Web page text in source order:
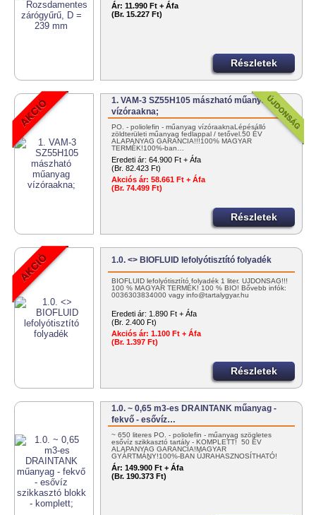
Ár: 11.990 Ft + Áfa
(Br. 15.227 Ft)
Részletek
1. VAM-3 SZ55H105 mászható műanyag
vízóraakna;
PO. - poliolefin - műanyag vízóraaknaLépésálló
zöldterületi műanyag fedlappal / tetővel.50 ÉV
ALAPANYAG GARANCIA!!!100% MAGYAR
TERMÉK!100%-ban…
Eredeti ár: 64.900 Ft + Áfa
(Br. 82.423 Ft)
Akciós ár: 58.661 Ft + Áfa
(Br. 74.499 Ft)
Részletek
1.0. <> BIOFLUID lefolyótisztító folyadék
BIOFLUID lefolyótisztító folyadék 1 liter. ÚJDONSÁG!!!
100 % MAGYAR TERMÉK! 100 % BIO! Bővebb infók:
0036303834000 vagy info@tartalygyar.hu
Eredeti ár: 1.890 Ft + Áfa
(Br. 2.400 Ft)
Akciós ár: 1.100 Ft + Áfa
(Br. 1.397 Ft)
Részletek
1.0. ~ 0,65 m3-es DRAINTANK műanyag -
fekvő - esővíz…
~ 650 literes PO. - poliolefin - műanyag szögletes
esővíz szikkasztó tartály - KOMPLETT! 50 ÉV
ALAPANYAG GARANCIA!MAGYAR
GYÁRTMÁNY!100%-BAN ÚJRAHASZNOSÍTHATÓ!
EGYSZERŰEN…
Ár: 149.900 Ft + Áfa
(Br. 190.373 Ft)